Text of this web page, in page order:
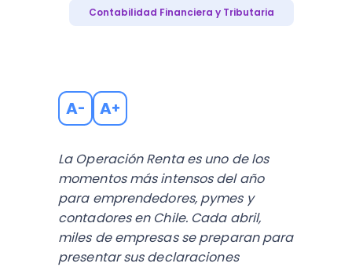
Contabilidad Financiera y Tributaria
A- A+
La Operación Renta es uno de los
momentos más intensos del año
para emprendedores, pymes y
contadores en Chile. Cada abril,
miles de empresas se preparan para
presentar sus declaraciones